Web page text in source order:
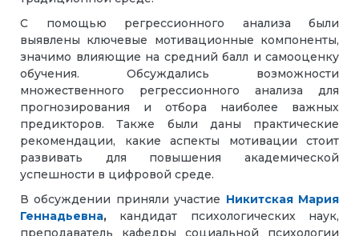
С помощью регрессионного анализа были
выявлены ключевые мотивационные компоненты,
значимо влияющие на средний балл и самооценку
обучения. Обсуждались возможности
множественного регрессионного анализа для
прогнозирования и отбора наиболее важных
предикторов. Также были даны практические
рекомендации, какие аспекты мотивации стоит
развивать для повышения академической
успешности в цифровой среде.
В обсуждении приняли участие Никитская Мария
Геннадьевна, кандидат психологических наук,
преподаватель кафедры социальной психологии